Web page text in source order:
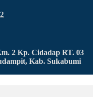
2 Kp. Cidadap RT. 03
Kab. Sukabumi